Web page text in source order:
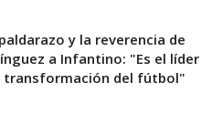
y la reverencia de
a Infantino: "Es el líder
transformación del fútbol"